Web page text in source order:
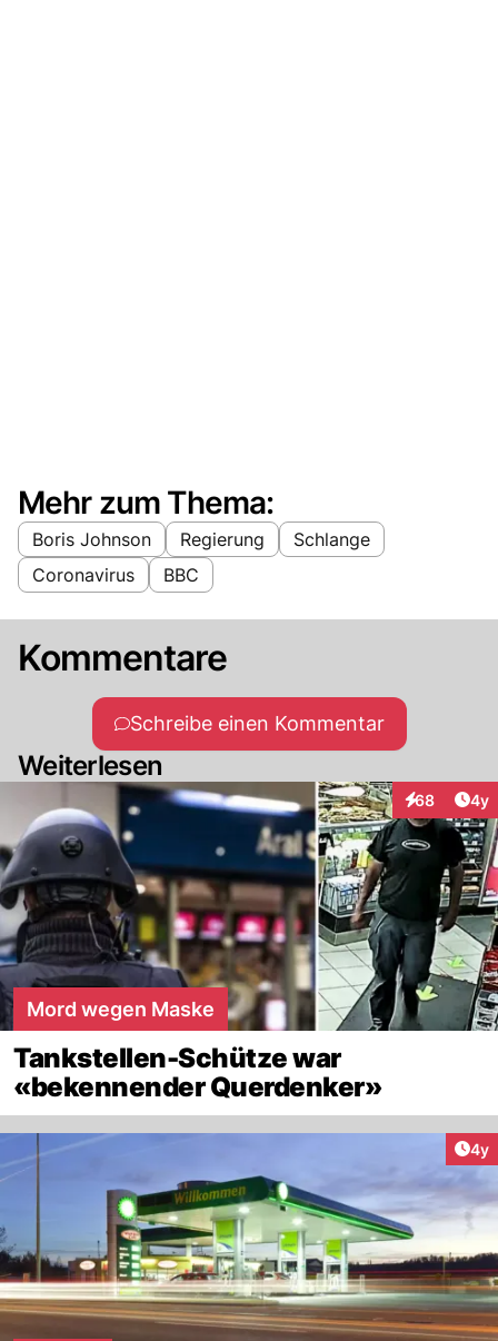
Mehr zum Thema:
Boris Johnson Regierung
Schlange
Coronavirus
BBC
Kommentare
Schreibe einen Kommentar
Weiterlesen
68
Interaktionen
4y
Mord wegen Maske
Tankstellen-Schütze war
«bekennender Querdenker»
4y